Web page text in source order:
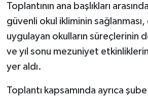
Toplantının ana başlıkları
güvenli okul ikliminin
uygulayan okulların süreçlerinin
ve yıl sonu mezuniyet
yer aldı.
Toplantı kapsamında ayrıca